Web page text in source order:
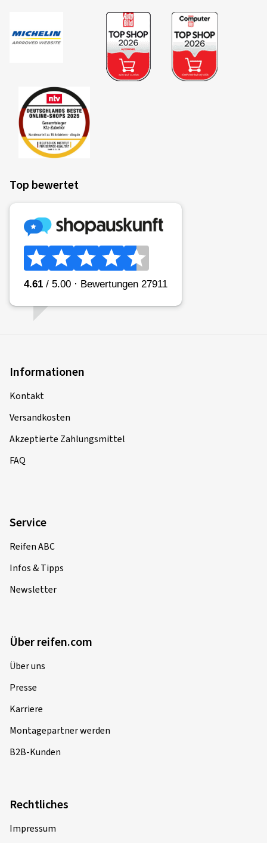
Top bewertet
Informationen
Kontakt
Versandkosten
Akzeptierte Zahlungsmittel
FAQ
Service
Reifen ABC
Infos & Tipps
Newsletter
Über reifen.com
Über uns
Presse
Karriere
Montagepartner werden
B2B-Kunden
Rechtliches
Impressum